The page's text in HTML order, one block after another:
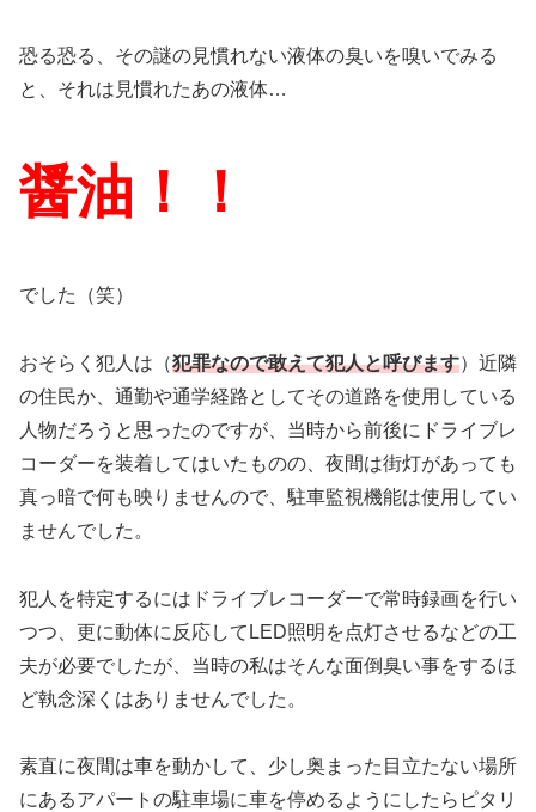
恐る恐る、その謎の見慣れない液体の臭いを嗅いでみる
と、それは見慣れたあの液体…
醤油！！
でした（笑）
おそらく犯人は（犯罪なので敢えて犯人と呼びます）近隣
の住民か、通勤や通学経路としてその道路を使用している
人物だろうと思ったのですが、当時から前後にドライブレ
コーダーを装着してはいたものの、夜間は街灯があっても
真っ暗で何も映りませんので、駐車監視機能は使用してい
ませんでした。
犯人を特定するにはドライブレコーダーで常時録画を行い
つつ、更に動体に反応してLED照明を点灯させるなどの工
夫が必要でしたが、当時の私はそんな面倒臭い事をするほ
ど執念深くはありませんでした。
素直に夜間は車を動かして、少し奥まった目立たない場所
にあるアパートの駐車場に車を停めるようにしたらピタリ